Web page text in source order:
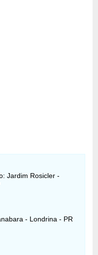
Jardim Rosicler -
- Londrina - PR